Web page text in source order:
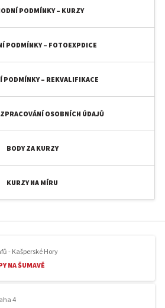
PODMÍNKY – KURZY
PODMÍNKY – FOTOEXPDICE
PODMÍNKY – REKVALIFIKACE
OSOBNÍCH ÚDAJŮ
BODY ZA KURZY
KURZY NA MÍRU
- Kašperské Hory
NA ŠUMAVĚ
4